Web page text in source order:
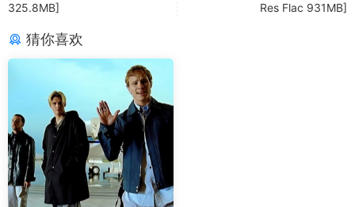
325.8MB]
Res Flac 931MB]
猜你喜欢